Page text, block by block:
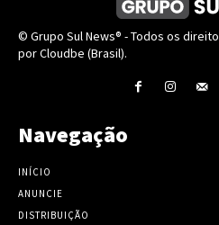
© Grupo Sul News® - Todos os
por Cloudbe (Brasil).
Navegação
INÍCIO
ANUNCIE
DISTRIBUIÇÃO